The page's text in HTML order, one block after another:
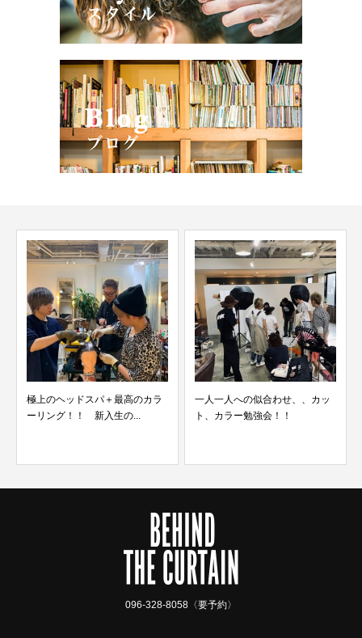
極上のヘッドスパ＋最高のカラ
ーリング！！ 新入生の...
一人一人への似合わせ、、カッ
ト、カラー勉強会！！
096-328-8058〈要予約〉